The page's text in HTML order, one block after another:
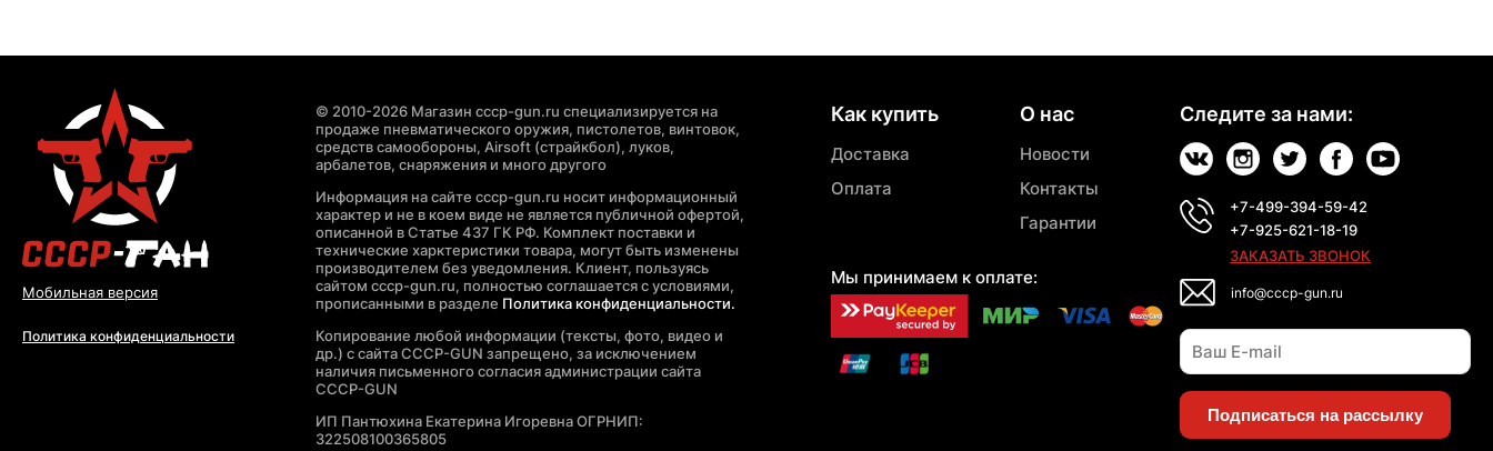
Мобильная версия
Политика конфиденциальности
© 2010-2026 Магазин cccp-gun.ru специализируется на
продаже пневматического оружия, пистолетов, винтовок,
средств самообороны, Airsoft (страйкбол), луков,
арбалетов, снаряжения и много другого
Информация на сайте cccp-gun.ru носит информационный
характер и не в коем виде не является публичной офертой,
описанной в Статье 437 ГК РФ. Комплект поставки и
технические харктеристики товара, могут быть изменены
производителем без уведомления. Клиент, пользуясь
сайтом cccp-gun.ru, полностью соглашается с условиями,
прописанными в разделе Политика конфиденциальности.
Копирование любой информации (тексты, фото, видео и
др.) с сайта CCCP-GUN запрещено, за исключением
наличия письменного согласия администрации сайта
CCCP-GUN
ИП Пантюхина Екатерина Игоревна ОГРНИП:
322508100365805
Как купить
Доставка
Оплата
Мы принимаем к оплате:
О нас
Новости
Контакты
Гарантии
Следите за нами:
+7-499-394-59-42
+7-925-621-18-19
ЗАКАЗАТЬ ЗВОНОК
info@cccp-gun.ru
Подписаться на рассылку